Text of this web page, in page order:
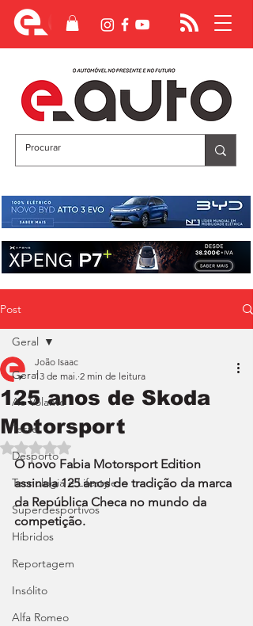
Post
Geral
Ao Volante
Teste
Desporto
Tecnologia e Lifestyle
Superdesportivos
Híbridos
Reportagem
Insólito
Alfa Romeo
Geral
125 anos de Skoda
Motorsport
João Isaac
13 de mai. 2 min de leitura
Avaliado com NaN de 5 estrelas.
O novo Fabia Motorsport Edition
assinala 125 anos de tradição da marca
da República Checa no mundo da
competição.